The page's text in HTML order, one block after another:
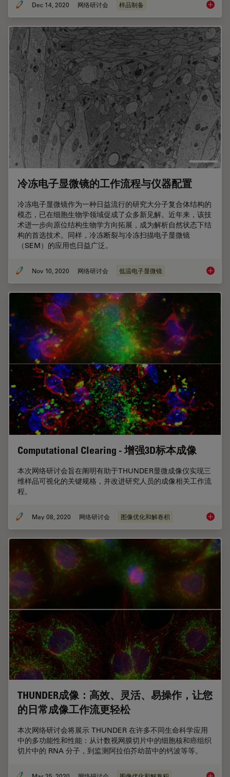
Dec 14, 2020 网络研讨会 样品制备 高压冷
冷冻电子显微镜的工作流程与仪器配置
冷冻电子显微镜作为一种日益流行的研究大分子复合体结构的
模态，已在细胞生物学领域促成了众多新见解。近年来，该技
术进一步向原位结构生物学方向拓展，成为解析自然状态下结
构的首选技术。同样，冷冻断裂与冷冻扫描电子显微镜
（SEM）的应用也日益广泛。
Nov 10, 2020 网络研讨会 低温电子显微镜 冷冻电
Computational Clearing - 增强3D标本成像
本次网络研讨会旨在阐明有助于THUNDER显微成像仪实现三
维样品可视化的关键规格，并改进研究人员的成像相关工作流
程。
May 08, 2020 网络研讨会 图像优化和解卷积
THUNDER成像：高效、灵活、易操作，让您
的日常成像工作流更轻松
本次网络研讨会将展示 THUNDER 在许多不同生命科学应用
中的多功能性和性能：从计数视网膜切片中的细胞核和癌组织
切片中的 RNA 分子，到监测阿拉伯芥幼苗中的钙波等等。